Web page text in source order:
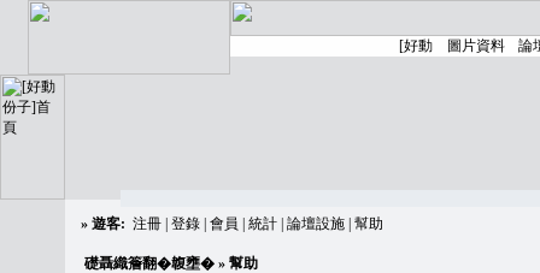
» 遊客: 注冊 登錄 會員 統計 論壇設施 幫助
礎聶織簷翻�䪖壅� » 幫助